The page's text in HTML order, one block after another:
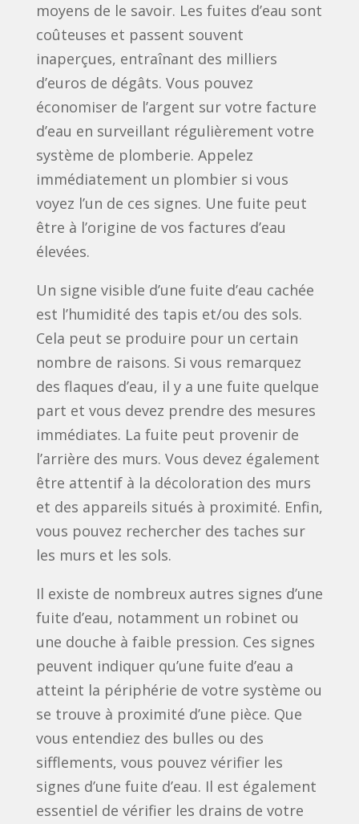
moyens de le savoir. Les fuites d’eau sont
coûteuses et passent souvent
inaperçues, entraînant des milliers
d’euros de dégâts. Vous pouvez
économiser de l’argent sur votre facture
d’eau en surveillant régulièrement votre
système de plomberie. Appelez
immédiatement un plombier si vous
voyez l’un de ces signes. Une fuite peut
être à l’origine de vos factures d’eau
élevées.
Un signe visible d’une fuite d’eau cachée
est l’humidité des tapis et/ou des sols.
Cela peut se produire pour un certain
nombre de raisons. Si vous remarquez
des flaques d’eau, il y a une fuite quelque
part et vous devez prendre des mesures
immédiates. La fuite peut provenir de
l’arrière des murs. Vous devez également
être attentif à la décoloration des murs
et des appareils situés à proximité. Enfin,
vous pouvez rechercher des taches sur
les murs et les sols.
Il existe de nombreux autres signes d’une
fuite d’eau, notamment un robinet ou
une douche à faible pression. Ces signes
peuvent indiquer qu’une fuite d’eau a
atteint la périphérie de votre système ou
se trouve à proximité d’une pièce. Que
vous entendiez des bulles ou des
sifflements, vous pouvez vérifier les
signes d’une fuite d’eau. Il est également
essentiel de vérifier les drains de votre